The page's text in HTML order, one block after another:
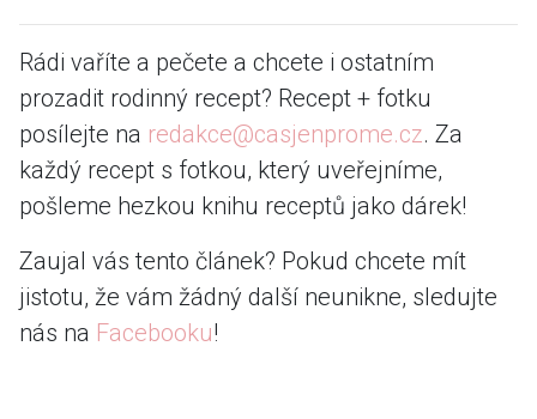
Rádi vaříte a pečete a chcete i ostatním
prozadit rodinný recept? Recept + fotku
posílejte na redakce@casjenprome.cz. Za
každý recept s fotkou, který uveřejníme,
pošleme hezkou knihu receptů jako dárek!
Zaujal vás tento článek? Pokud chcete mít
jistotu, že vám žádný další neunikne, sledujte
nás na Facebooku!